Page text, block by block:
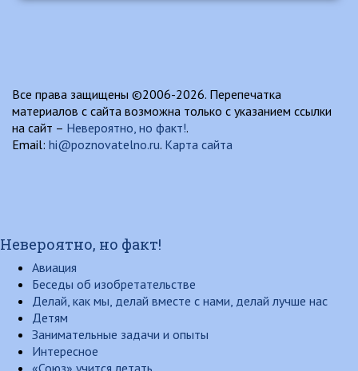
Все права защищены ©2006-2026. Перепечатка
материалов с сайта возможна только с указанием ссылки
на сайт – Невероятно, но факт!.
Email: hi@poznovatelno.ru. Карта сайта
Невероятно, но факт!
Авиация
Беседы об изобретательстве
Делай, как мы, делай вместе с нами, делай лучше нас
Детям
Занимательные задачи и опыты
Интересное
«Союз» учится летать